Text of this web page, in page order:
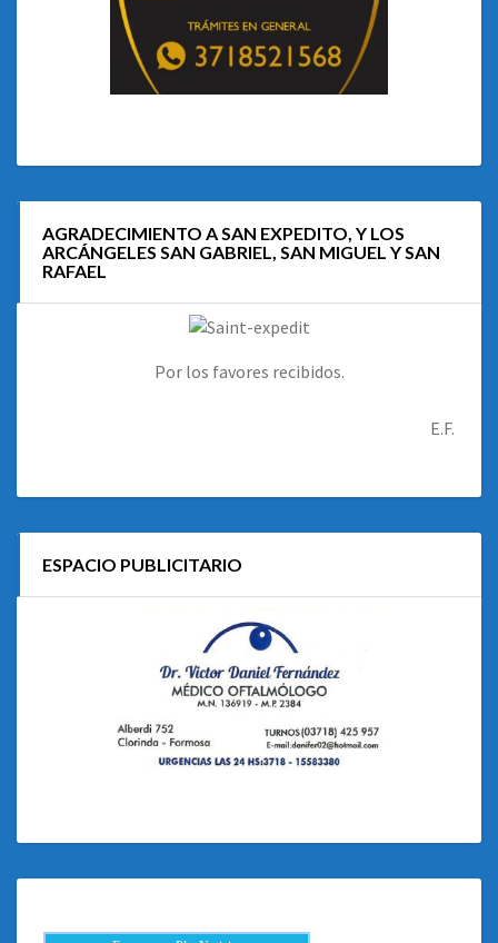
AGRADECIMIENTO A SAN EXPEDITO, Y LOS
ARCÁNGELES SAN GABRIEL, SAN MIGUEL Y SAN
RAFAEL
Por los favores recibidos.
E.F.
ESPACIO PUBLICITARIO